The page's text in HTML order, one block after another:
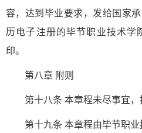
容，达到毕业要求，发给国家
历电子注册的毕节职业技术学
印。
第八章 附则
第十八条 本章程未尽事宜，
第十九条 本章程由毕节职业